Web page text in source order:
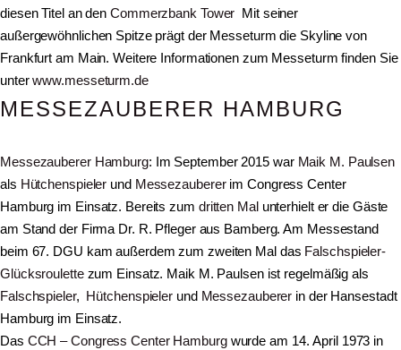
diesen Titel an denCommerzbank Tower Mit seiner
außergewöhnlichen Spitze prägt der Messeturm die Skyline von
Frankfurt am Main. Weitere Informationen zum Messeturm finden Sie
unterwww.messeturm.de
MESSEZAUBERER HAMBURG
Messezauberer Hamburg: Im September 2015 war Maik M. Paulsen
als Hütchenspieler und Messezaubererim Congress Center
Hamburg im Einsatz. Bereits zum dritten Malunterhielt er die Gäste
am Stand der Firma Dr. R. Pfleger aus Bamberg. Am Messestand
beim 67. DGU kam außerdem zum zweiten Mal das Falschspieler-
Glücksroulettezum Einsatz. Maik M. Paulsen ist regelmäßig als
Falschspieler, Hütchenspieler und Messezauberer in der Hansestadt
Hamburg im Einsatz.
Das CCH – Congress Center Hamburgwurde am 14. April 1973 in